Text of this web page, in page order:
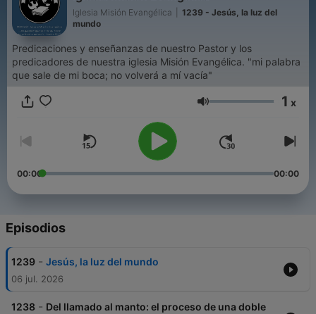
Iglesia Misión Evangélica
1239 - Jesús, la luz del
mundo
Predicaciones y enseñanzas de nuestro Pastor y los
predicadores de nuestra iglesia Misión Evangélica. "mi palabra
que sale de mi boca; no volverá a mí vacía"
Volumen 1 x
00:00 00:00
Episodios
1239 - Jesús, la luz del mundo
06 jul. 2026
1238 - Del llamado al manto: el proceso de una doble